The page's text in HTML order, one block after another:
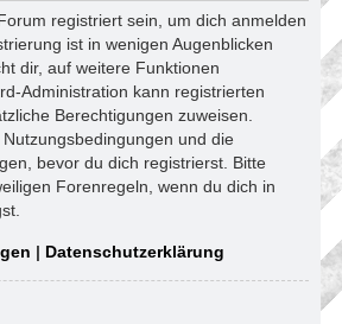
registriert sein, um dich anmelden
ist in wenigen Augenblicken
dir, auf weitere Funktionen
Administration kann registrierten
Berechtigungen zuweisen.
und die
bevor du dich registrierst. Bitte
Forenregeln, wenn du dich in
| Datenschutzerklärung